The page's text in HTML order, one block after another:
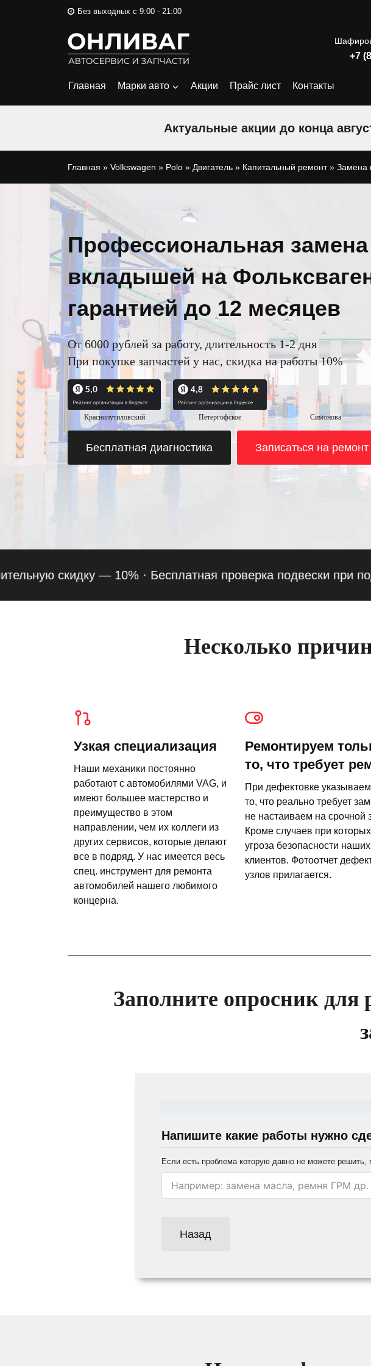
Без выходных с 9:00 - 21:00
+7
Главная Марки авто Акции Прайс лист Контакты
Актуальные акции до конца
Главная » Volkswagen » Polo » Двигатель » Капитальный ремонт» Замена
Профессиональная замена
вкладышей на
гарантией до 12 месяцев
От 6000 рублей за работу, длительность 1-2 дня
При покупке запчастей у нас, скидка на работы 10%
Краснопутиловский Петергофское Симонова
Бесплатная диагностика Записаться на ремонт
скидку — 10% ·Бесплатная проверка подвески при
Несколько
Узкая специализация
Наши механики постоянно
работают с автомобилями VAG, и
имеют большее мастерство и
преимущество в этом
направлении, чем их коллеги из
других сервисов, которые делают
все в подряд. У нас имеется весь
спец. инструмент для ремонта
автомобилей нашего любимого
концерна.
Ремонтируем
то, что требует
При дефектовке указываем
то, что реально требует
не настаиваем на срочной
Кроме случаев при
угроза безопасности наших
клиентов. Фотоотчет
узлов прилагается.
Заполните опросник для
Напишите какие работы нужно
Если есть проблема которую давно не можете решить,
Назад